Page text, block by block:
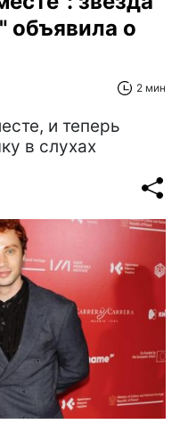
объявила о
2 мин
и теперь
в слухах